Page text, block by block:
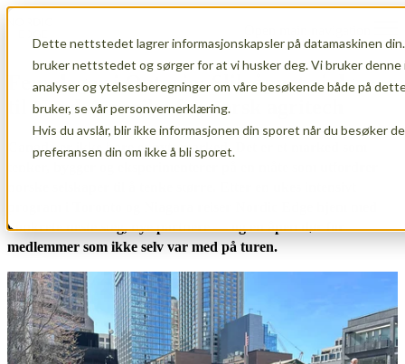
Dette nettstedet lagrer informasjonskapsler på datamaskinen
bruker nettstedet og sørger for at vi husker deg. Vi bruker
analyser og ytelsesberegninger om våre besøkende både på
bruker, se vår personvernerklæring.
Hvis du avslår, blir ikke informasjonen din sporet når du
preferansen din om ikke å bli sporet.
Fem dager i Ontario: Slik åpnet vi døra
til Nord-Amerika for norsk agritech
Canada er ikke bare et nytt marked. Det er et marked som
konkrete neste steg, nye partnere — og en åpen dør for
medlemmer som ikke selv var med på turen.